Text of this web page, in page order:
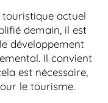
touristique actuel
demain, il est
développement
Il convient
est nécessaire,
le tourisme.